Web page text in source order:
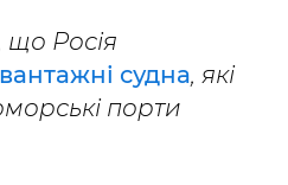
Росія
судна, які
порти